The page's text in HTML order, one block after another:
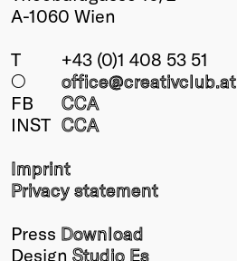
A-1060 Wien
T
+43 (0)1 408 53 51
○
office@creativclub.at
FB
CCA
INST CCA
Imprint
Privacy statement
Press Download
Design Studio Es